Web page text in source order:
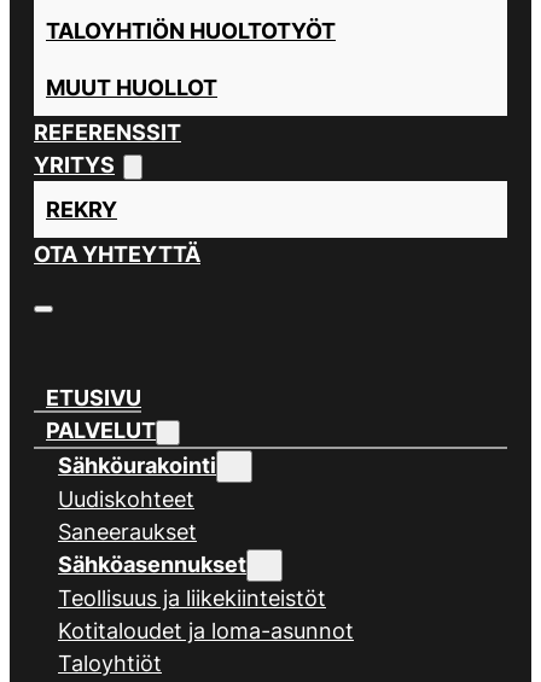
TALOYHTIÖN HUOLTOTYÖT
MUUT HUOLLOT
REFERENSSIT
YRITYS
REKRY
OTA YHTEYTTÄ
ETUSIVU
PALVELUT
Sähköurakointi
Uudiskohteet
Saneeraukset
Sähköasennukset
Teollisuus ja liikekiinteistöt
Kotitaloudet ja loma-asunnot
Taloyhtiöt